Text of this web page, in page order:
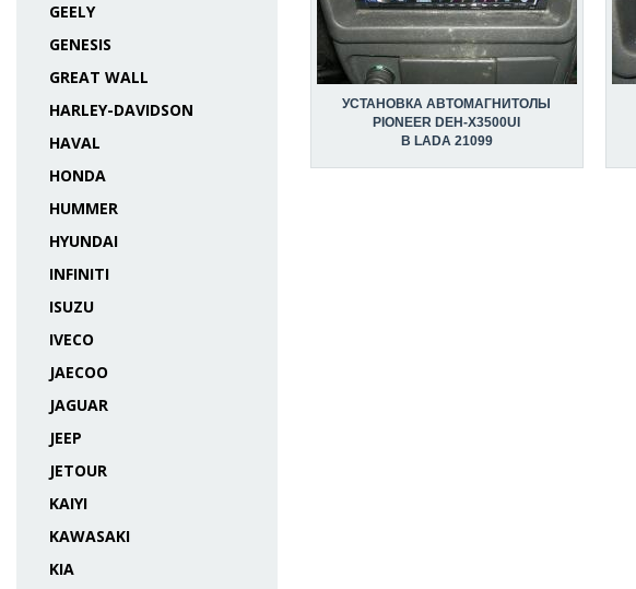
GEELY
GENESIS
GREAT WALL
HARLEY-DAVIDSON
HAVAL
HONDA
HUMMER
HYUNDAI
INFINITI
ISUZU
IVECO
JAECOO
JAGUAR
JEEP
JETOUR
KAIYI
KAWASAKI
KIA
УСТАНОВКА АВТОМАГНИТОЛЫ
PIONEER DEH-X3500UI
В LADA 21099